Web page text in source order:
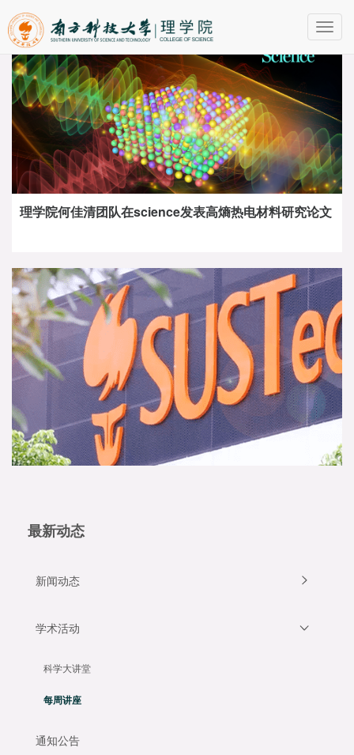
理学院何佳清团队在science发表高熵热电材料研究论文
最新动态
新闻动态
学术活动
科学大讲堂
每周讲座
通知公告